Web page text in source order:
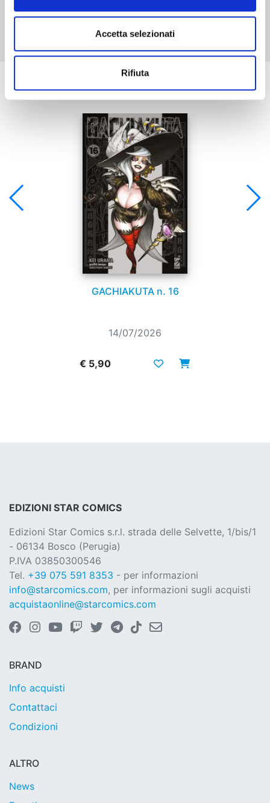
Accetta selezionati
Rifiuta
Mostra tutto
Se ti è piaciuto prova anche:
GACHIAKUTA n. 16
14/07/2026
€ 5,90
EDIZIONI STAR COMICS
Edizioni Star Comics s.r.l. strada delle Selvette, 1/bis/1
- 06134 Bosco (Perugia)
P.IVA 03850300546
Tel. +39 075 591 8353 - per informazioni
info@starcomics.com, per informazioni sugli acquisti
acquistaonline@starcomics.com
BRAND
Info acquisti
Contattaci
Condizioni
ALTRO
News